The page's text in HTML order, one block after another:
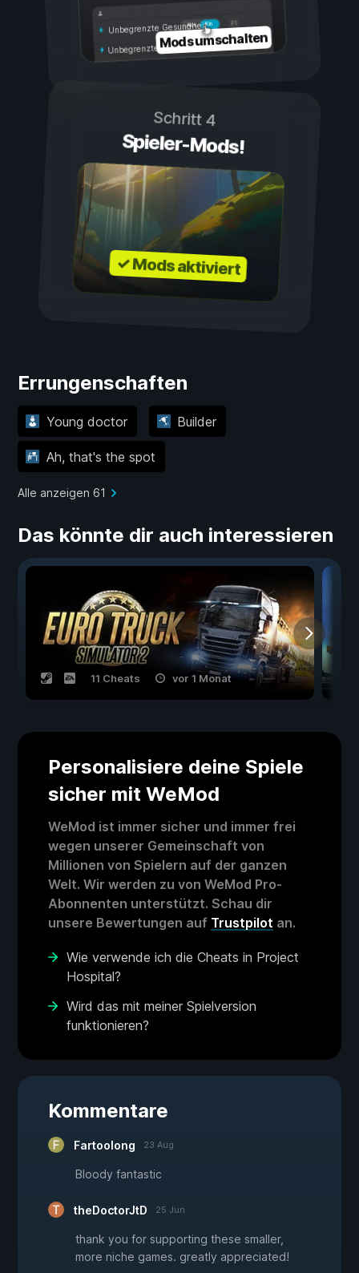
Ein
Aus
Unbegrenzte Gesundheit
Unbegrenzte AusdauerMods umschalten
Schritt 4
Spieler-Mods!
✓ Mods aktiviert
Errungenschaften
Young doctor Builder
Ah, that's the spot
Alle anzeigen 61
Das könnte dir auch interessieren
11 Cheats vor 1 Monat
Personalisiere deine Spiele
sicher mit WeMod
WeMod ist immer sicher und immer frei
wegen unserer Gemeinschaft von
Millionen von Spielern auf der ganzen
Welt. Wir werden zu von WeMod Pro-
Abonnenten unterstützt. Schau dir
unsere Bewertungen auf Trustpilot an.
Wie verwende ich die Cheats in Project
Hospital?
Wird das mit meiner Spielversion
funktionieren?
Kommentare
Fartoolong 23 Aug
Bloody fantastic
theDoctorJtD 25 Jun
thank you for supporting these smaller,
more niche games. greatly appreciated!